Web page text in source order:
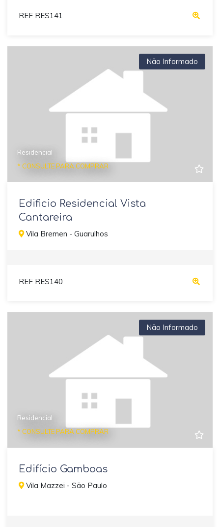
REF RES141
Não Informado
Residencial
* CONSULTE PARA COMPRAR
Edificio Residencial Vista
Cantareira
Vila Bremen - Guarulhos
REF RES140
Não Informado
Residencial
* CONSULTE PARA COMPRAR
Edifício Gamboas
Vila Mazzei - São Paulo